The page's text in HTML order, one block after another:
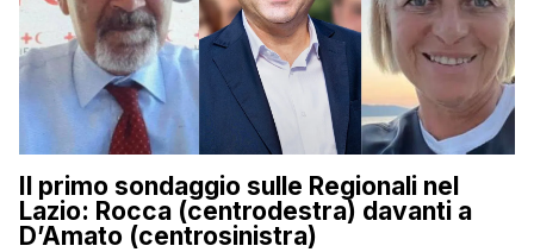
Il primo sondaggio sulle Regionali nel
Lazio: Rocca (centrodestra) davanti a
D’Amato (centrosinistra)